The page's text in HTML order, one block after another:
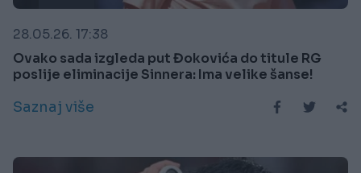
28.05.26. 17:38
Ovako sada izgleda put Đokovića do titule RG
poslije eliminacije Sinnera: Ima velike šanse!
Saznaj više